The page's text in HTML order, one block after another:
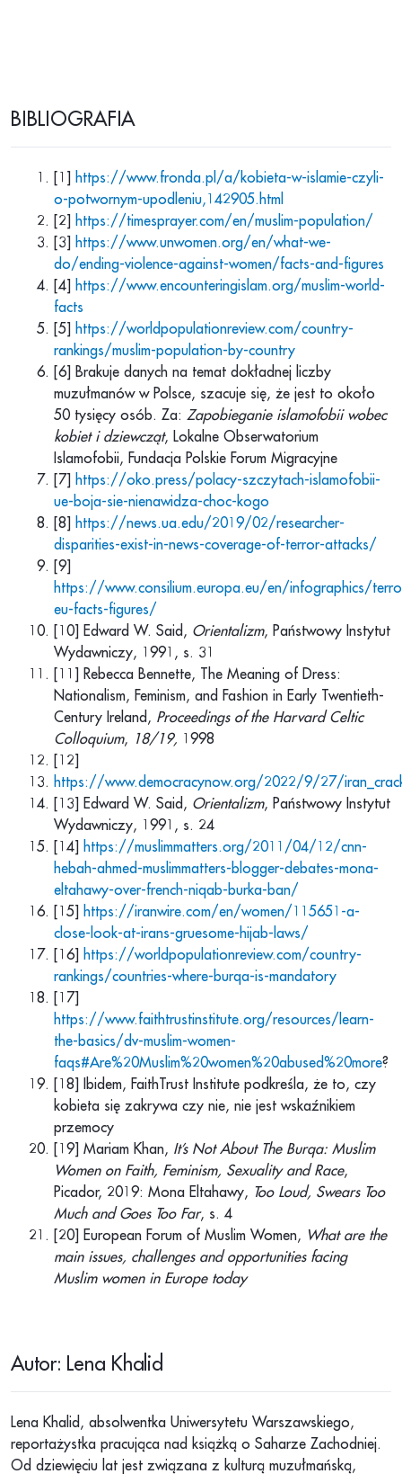
BIBLIOGRAFIA
https://www.fronda.pl/a/kobieta-w-islamie-czyli-
o-potwornym-upodleniu,142905.html
[2]
https://timesprayer.com/en/muslim-population/
[3]
https://www.unwomen.org/en/what-we-
do/ending-violence-against-women/facts-and-figures
[4]
https://www.encounteringislam.org/muslim-world-
facts
[5]
https://worldpopulationreview.com/country-
rankings/muslim-population-by-country
[6] Brakuje danych na temat dokładnej liczby
muzułmanów w Polsce, szacuje się, że jest to około
50 tysięcy osób. Za: Zapobieganie islamofobii wobec
kobiet i dziewcząt, Lokalne Obserwatorium
Islamofobii, Fundacja Polskie Forum Migracyjne
[7]
https://oko.press/polacy-szczytach-islamofobii-
ue-boja-sie-nienawidza-choc-kogo
[8]
https://news.ua.edu/2019/02/researcher-
disparities-exist-in-news-coverage-of-terror-attacks/
[9]
https://www.consilium.europa.eu/en/infographics/
eu-facts-figures/
[10] Edward W. Said, Orientalizm, Państwowy Instytut
Wydawniczy, 1991, s. 31
[11] Rebecca Bennette, The Meaning of Dress:
Nationalism, Feminism, and Fashion in Early Twentieth-
Century Ireland, Proceedings of the Harvard Celtic
Colloquium, 18/19,
1998
[12]
https://www.democracynow.org/2022/9/27/
[13] Edward W. Said, Orientalizm, Państwowy Instytut
Wydawniczy, 1991, s. 24
[14]
https://muslimmatters.org/2011/04/12/cnn-
hebah-ahmed-muslimmatters-blogger-debates-mona-
eltahawy-over-french-niqab-burka-ban/
[15]
https://iranwire.com/en/women/115651-a-
close-look-at-irans-gruesome-hijab-laws/
[16]
https://worldpopulationreview.com/country-
rankings/countries-where-burqa-is-mandatory
[17]
https://www.faithtrustinstitute.org/resources/learn-
the-basics/dv-muslim-women-
faqs#Are%20Muslim%20women%20abused%20more?
[18] Ibidem, FaithTrust Institute podkreśla, że to, czy
kobieta się zakrywa czy nie, nie jest wskaźnikiem
przemocy
[19] Mariam Khan, It’s Not About The Burqa: Muslim
Women on Faith, Feminism, Sexuality and Race,
Picador, 2019: Mona Eltahawy, Too Loud, Swears Too
Much and Goes Too Far, s. 4
[20] European Forum of Muslim Women, What are the
main issues, challenges and opportunities facing
Muslim women in Europe today
Autor: Lena Khalid
Lena Khalid, absolwentka Uniwersytetu Warszawskiego,
reportażystka pracująca nad książką o Saharze Zachodniej.
Od dziewięciu lat jest związana z kulturą muzułmańską,